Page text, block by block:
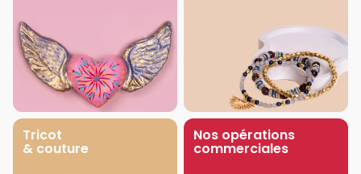
Tricot
& couture
Nos opérations
commerciales